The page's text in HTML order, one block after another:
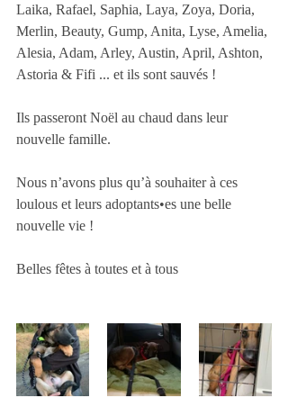
Laika, Rafael, Saphia, Laya, Zoya, Doria,
Merlin, Beauty, Gump, Anita, Lyse, Amelia,
Alesia, Adam, Arley, Austin, April, Ashton,
Astoria & Fifi ... et ils sont sauvés !
Ils passeront Noël au chaud dans leur
nouvelle famille.
Nous n’avons plus qu’à souhaiter à ces
loulous et leurs adoptants•es une belle
nouvelle vie !
Belles fêtes à toutes et à tous